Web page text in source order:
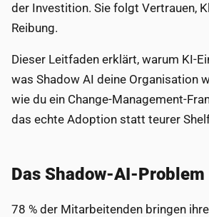
der Investition. Sie folgt Vertrauen,
Reibung.
Dieser Leitfaden erklärt, warum KI-
was Shadow AI deine Organisation
wie du ein Change-Management-
das echte Adoption statt teurer
Das Shadow-AI-Problem
78 % der Mitarbeitenden bringen